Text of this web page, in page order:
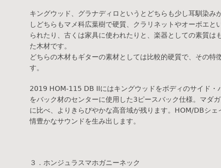
キングウッド、グラナディロというとどちらも少し耳馴染み
しどちらもマメ科広葉樹で硬質、クラリネットやオーボエと
られたり、古くは家具に使われたりと、楽器としての素質は
た木材です。
どちらの木材もギターの素材としては比較的硬質で、その特
す。
2019 HOM-115 DB IIにはキングウッドをボディのサイド・
をバック材のセンターに使用した3ピースバック仕様。マダ
に比べ、よりきらびやかな高音域が残ります。HOM/DBシ
情豊かなサウンドを生み出します。
３．ホンジュラスマホガニーネック